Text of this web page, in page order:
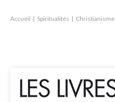
Accueil Spiritualités Christianisme